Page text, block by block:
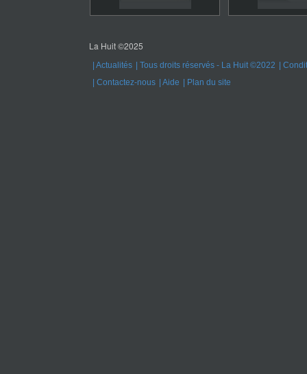
La Huit ©2025
Actualités Tous droits réservés - La Huit ©2022
Contactez-nous
Aide Plan du site